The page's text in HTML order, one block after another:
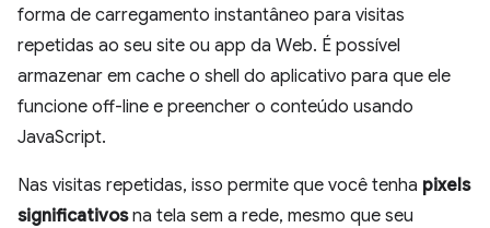
forma de carregamento instantâneo para visitas
repetidas ao seu site ou app da Web. É possível
armazenar em cache o shell do aplicativo para que ele
funcione off-line e preencher o conteúdo usando
JavaScript.
Nas visitas repetidas, isso permite que você tenha pixels
significativosna tela sem a rede, mesmo que seu